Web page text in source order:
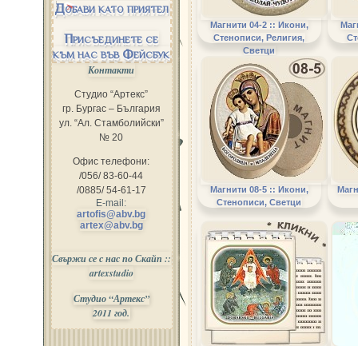
Магнити 04-2 :: Икони,
Стенописи, Религия,
Светци
Магнити 08-5 :: Икони,
Стенописи, Светци
Добави като приятел
Присъединете се
към нас във Фейсбук
Контакти
Студио “Артекс”
гр. Бургас – България
ул. “Ал. Стамболийски”
№ 20
Офис телефони:
/056/ 83-60-44
/0885/ 54-61-17
E-mail:
artofis@abv.bg
artex@abv.bg
Свържи се с нас по Скайп ::
artexstudio
Студио “Артекс”
2011 год.